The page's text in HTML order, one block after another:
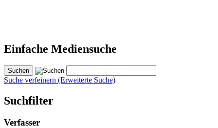
Einfache Mediensuche
Suche verfeinern (Erweiterte Suche)
Suchfilter
Verfasser